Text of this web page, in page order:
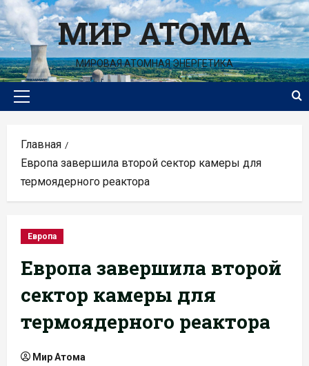
Перейти
к
содержимомуМИР АТОМА
МИРОВАЯ АТОМНАЯ ЭНЕРГЕТИКА
Основное
Главная
Европа завершила второй сектор камеры для
термоядерного реактора
Европа
Европа завершила второй
сектор камеры для
термоядерного реактора
Мир Атома